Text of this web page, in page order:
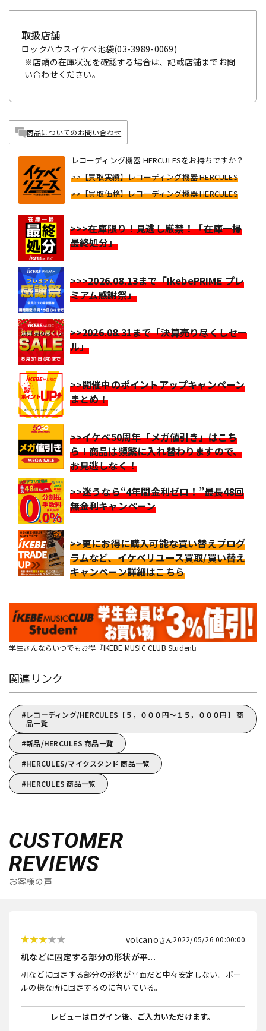
取扱店舗
ロックハウスイケベ池袋(03-3989-0069)
※店頭の在庫状況を確認する場合は、記載店舗までお問
い合わせください。
商品についてのお問い合わせ
レコーディング機器 HERCULESをお持ちですか？
>>【買取実績】レコーディング機器 HERCULES
>>【買取価格】レコーディング機器 HERCULES
>>>在庫限り！見逃し厳禁！「在庫一掃
最終処分」
>>>2026.08.13まで「IkebePRIME プレ
ミアム感謝祭」
>>2026.08.31まで「決算売り尽くしセー
ル」
>>開催中のポイントアップキャンペーン
まとめ！
>>イケベ50周年「メガ値引き」はこち
ら！商品は頻繁に入れ替わりますので、
お見逃しなく！
>>迷うなら“4年間金利ゼロ！”最長48回
無金利キャンペーン
>>更にお得に購入可能な買い替えプログ
ラムなど、イケベリユース買取/買い替え
キャンペーン詳細はこちら
学生さんならいつでもお得『IKEBE MUSIC CLUB Student』
関連リンク
レコーディング/HERCULES【５，０００円～１５，０００円】 商
品一覧
新品/HERCULES 商品一覧
HERCULES/マイクスタンド 商品一覧
HERCULES 商品一覧
CUSTOMER
REVIEWS
お客様の声
volcano 2022/05/26 00:00:00
机などに固定する部分の形状が平...
机などに固定する部分の形状が平面だと中々安定しない。ポー
ルの様な所に固定するのに向いている。
レビューはログイン後、ご入力いただけます。